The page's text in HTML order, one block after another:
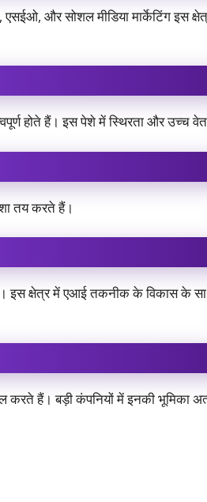
एसईओ, और सोशल मीडिया मार्केटिंग इस
होते हैं। इस पेशे में स्थिरता और उच्च
तय करते हैं।
हैं। इस क्षेत्र में एआई तकनीक के विकास के
हैं। बड़ी कंपनियों में इनकी भूमिका